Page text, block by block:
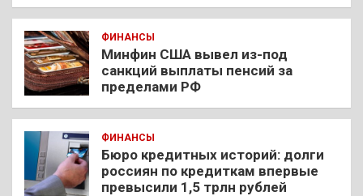
ФИНАНСЫ
Минфин США вывел из-под
санкций выплаты пенсий за
пределами РФ
ФИНАНСЫ
Бюро кредитных историй: долги
россиян по кредиткам впервые
превысили 1,5 трлн рублей